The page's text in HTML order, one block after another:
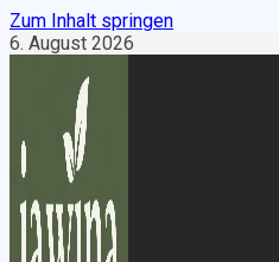
Zum Inhalt springen
6. August 2026